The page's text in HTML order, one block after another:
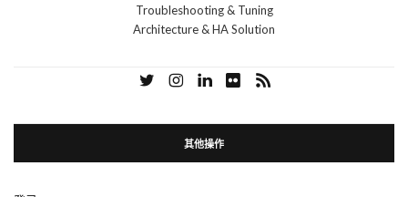
Troubleshooting & Tuning
Architecture & HA Solution
其他操作